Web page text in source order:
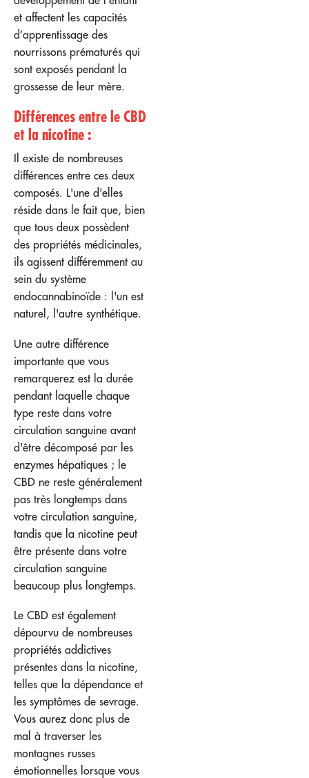
et affectent les capacités
d’apprentissage des
nourrissons prématurés qui
sont exposés pendant la
grossesse de leur mère.
Différences entre le CBD
et la nicotine :
Il existe de nombreuses
différences entre ces deux
composés. L'une d'elles
réside dans le fait que, bien
que tous deux possèdent
des propriétés médicinales,
ils agissent différemment au
sein du système
endocannabinoïde : l'un est
naturel, l'autre synthétique.
Une autre différence
importante que vous
remarquerez est la durée
pendant laquelle chaque
type reste dans votre
circulation sanguine avant
d'être décomposé par les
enzymes hépatiques ; le
CBD ne reste généralement
pas très longtemps dans
votre circulation sanguine,
tandis que la nicotine peut
être présente dans votre
circulation sanguine
beaucoup plus longtemps.
Le CBD est également
dépourvu de nombreuses
propriétés addictives
présentes dans la nicotine,
telles que la dépendance et
les symptômes de sevrage.
Vous aurez donc plus de
mal à traverser les
montagnes russes
émotionnelles lorsque vous